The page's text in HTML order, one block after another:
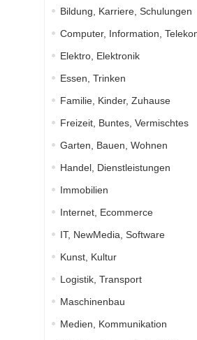
Bildung, Karriere, Schulungen
Computer, Information,
Elektro, Elektronik
Essen, Trinken
Familie, Kinder, Zuhause
Freizeit, Buntes, Vermischtes
Garten, Bauen, Wohnen
Handel, Dienstleistungen
Immobilien
Internet, Ecommerce
IT, NewMedia, Software
Kunst, Kultur
Logistik, Transport
Maschinenbau
Medien, Kommunikation